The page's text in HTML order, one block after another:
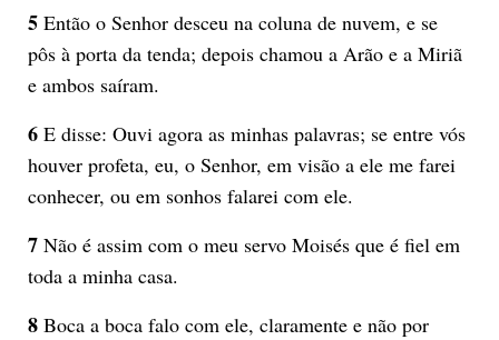
5Então o Senhor desceu na coluna de nuvem, e se
pôs à porta da tenda; depois chamou a Arão e a Miriã
e ambos saíram.
6E disse: Ouvi agora as minhas palavras; se entre vós
houver profeta, eu, o Senhor, em visão a ele me farei
conhecer, ou em sonhos falarei com ele.
7Não é assim com o meu servo Moisés que é fiel em
toda a minha casa.
8Boca a boca falo com ele, claramente e não por